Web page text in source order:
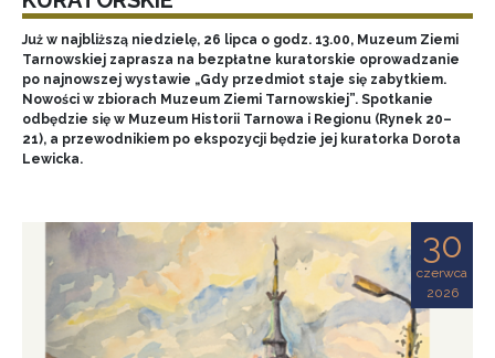
Już w najbliższą niedzielę, 26 lipca o godz. 13.00, Muzeum Ziemi
Tarnowskiej zaprasza na bezpłatne kuratorskie oprowadzanie
po najnowszej wystawie „Gdy przedmiot staje się zabytkiem.
Nowości w zbiorach Muzeum Ziemi Tarnowskiej”. Spotkanie
odbędzie się w Muzeum Historii Tarnowa i Regionu (Rynek 20–
21), a przewodnikiem po ekspozycji będzie jej kuratorka Dorota
Lewicka.
30
czerwca
2026